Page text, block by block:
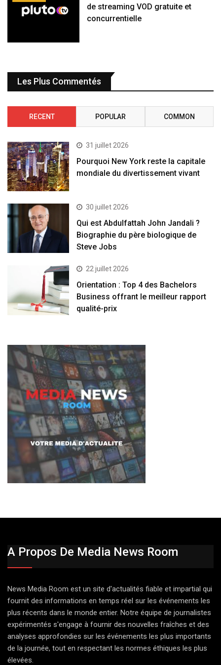
de streaming VOD gratuite et
concurrentielle
Les Plus Commentés
RECENT POPULAR COMMON
31 juillet 2026
Pourquoi New York reste la capitale
mondiale du divertissement vivant
30 juillet 2026
Qui est Abdulfattah John Jandali ?
Biographie du père biologique de
Steve Jobs
22 juillet 2026
Orientation : Top 4 des Bachelors
Business offrant le meilleur rapport
qualité-prix
A Propos De Media News Room
News Media Room est un site d'actualités fiable et impartial qui
fournit des informations en temps réel sur les événements les
plus récents dans le monde entier. Notre équipe de journalistes
expérimentés s'engage à fournir des nouvelles fraîches et des
analyses approfondies sur les événements les plus importants
de la journée, tout en respectant les normes éthiques les plus
élevées.